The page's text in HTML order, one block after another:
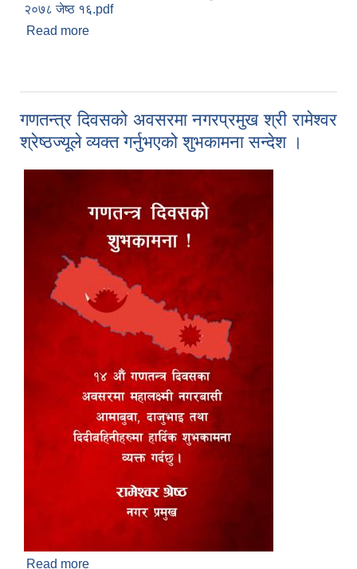
२०७८ जेष्ठ १६.pdf
Read more
गणतन्त्र दिवसको अवसरमा नगरप्रमुख श्री रामेश्वर
श्रेष्ठज्यूले व्यक्त गर्नुभएको शुभकामना सन्देश ।
Read more